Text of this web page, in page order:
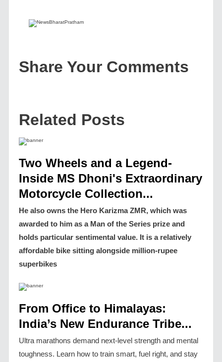
Share Your Comments
Related Posts
Two Wheels and a Legend-
Inside MS Dhoni's Extraordinary
Motorcycle Collection...
He also owns the Hero Karizma ZMR, which was
awarded to him as a Man of the Series prize and
holds particular sentimental value. It is a relatively
affordable bike sitting alongside million-rupee
superbikes
From Office to Himalayas:
India’s New Endurance Tribe...
Ultra marathons demand next-level strength and mental
toughness. Learn how to train smart, fuel right, and stay